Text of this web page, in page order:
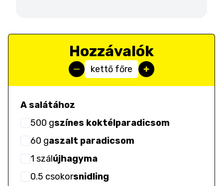
Hozzávalók
kettő főre
A salátához
500 gszínes koktélparadicsom
60 gaszalt paradicsom
1 szálújhagyma
0.5 csokorsnidling